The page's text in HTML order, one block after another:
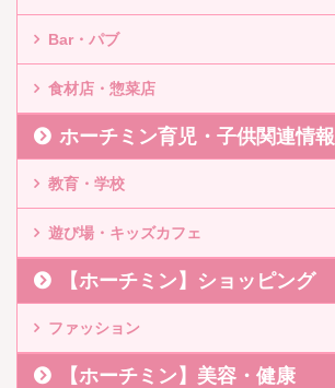
Bar・パブ
食材店・惣菜店
ホーチミン育児・子供関連情報
教育・学校
遊び場・キッズカフェ
【ホーチミン】ショッピング
ファッション
【ホーチミン】美容・健康